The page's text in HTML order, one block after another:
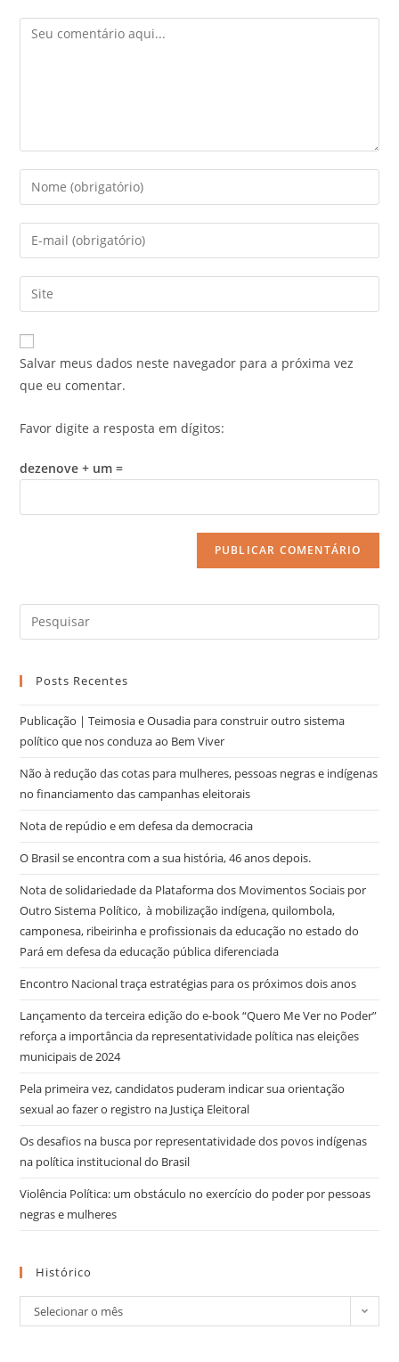
Salvar meus dados neste navegador para a próxima vez
que eu comentar.
Favor digite a resposta em dígitos:
dezenove + um =
Posts Recentes
Publicação | Teimosia e Ousadia para construir outro sistema
político que nos conduza ao Bem Viver
Não à redução das cotas para mulheres, pessoas negras e indígenas
no financiamento das campanhas eleitorais
Nota de repúdio e em defesa da democracia
O Brasil se encontra com a sua história, 46 anos depois.
Nota de solidariedade da Plataforma dos Movimentos Sociais por
Outro Sistema Político, à mobilização indígena, quilombola,
camponesa, ribeirinha e profissionais da educação no estado do
Pará em defesa da educação pública diferenciada
Encontro Nacional traça estratégias para os próximos dois anos
Lançamento da terceira edição do e-book “Quero Me Ver no Poder”
reforça a importância da representatividade política nas eleições
municipais de 2024
Pela primeira vez, candidatos puderam indicar sua orientação
sexual ao fazer o registro na Justiça Eleitoral
Os desafios na busca por representatividade dos povos indígenas
na política institucional do Brasil
Violência Política: um obstáculo no exercício do poder por pessoas
negras e mulheres
Histórico
Selecionar o mês